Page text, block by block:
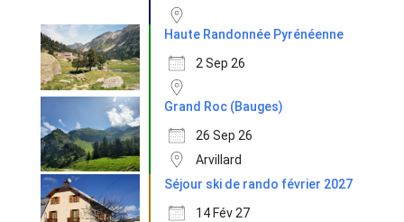
Haute Randonnée Pyrénéenne
2 Sep 26
Grand Roc (Bauges)
26 Sep 26
Arvillard
Séjour ski de rando février 2027
14 Fév 27